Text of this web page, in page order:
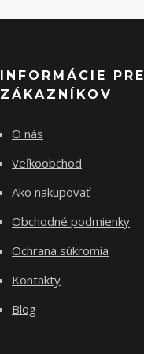
INFORMÁCIE PRE
ZÁKAZNÍKOV
O nás
Veľkoobchod
Ako nakupovať
Obchodné podmienky
Ochrana súkromia
Kontakty
Blog